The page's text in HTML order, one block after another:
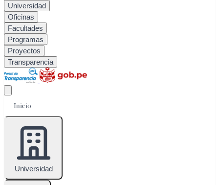
Universidad
Oficinas
Facultades
Programas
Proyectos
Transparencia
Inicio
Universidad